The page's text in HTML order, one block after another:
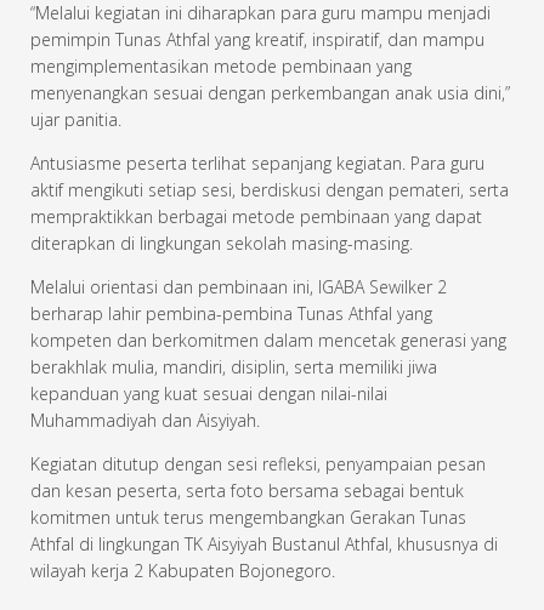
“Melalui kegiatan ini diharapkan para guru mampu menjadi
pemimpin Tunas Athfal yang kreatif, inspiratif, dan mampu
mengimplementasikan metode pembinaan yang
menyenangkan sesuai dengan perkembangan anak usia dini,”
ujar panitia.
Antusiasme peserta terlihat sepanjang kegiatan. Para guru
aktif mengikuti setiap sesi, berdiskusi dengan pemateri, serta
mempraktikkan berbagai metode pembinaan yang dapat
diterapkan di lingkungan sekolah masing-masing.
Melalui orientasi dan pembinaan ini, IGABA Sewilker 2
berharap lahir pembina-pembina Tunas Athfal yang
kompeten dan berkomitmen dalam mencetak generasi yang
berakhlak mulia, mandiri, disiplin, serta memiliki jiwa
kepanduan yang kuat sesuai dengan nilai-nilai
Muhammadiyah dan Aisyiyah.
Kegiatan ditutup dengan sesi refleksi, penyampaian pesan
dan kesan peserta, serta foto bersama sebagai bentuk
komitmen untuk terus mengembangkan Gerakan Tunas
Athfal di lingkungan TK Aisyiyah Bustanul Athfal, khususnya di
wilayah kerja 2 Kabupaten Bojonegoro.